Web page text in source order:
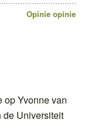
Opinie opinie
op Yvonne van
Universiteit